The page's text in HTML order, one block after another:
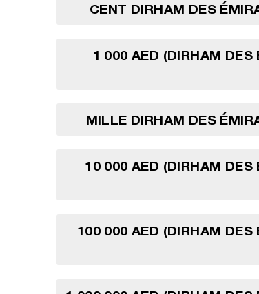
CENT DIRHAM DES
1 000 AED (DIRHAM DES
MILLE DIRHAM DES
10 000 AED (DIRHAM DES
100 000 AED (DIRHAM DES